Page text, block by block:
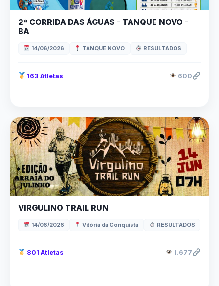
2ª CORRIDA DAS ÁGUAS - TANQUE NOVO -
BA
14/06/2026 TANQUE NOVO RESULTADOS
163 Atletas 600
VIRGULINO TRAIL RUN
14/06/2026 Vitória da Conquista RESULTADOS
801 Atletas 1.677